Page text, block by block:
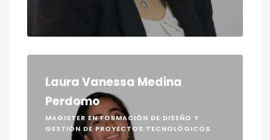
Laura Vanessa Medina
Perdomo
MAGISTER EN FORMACIÓN DE DISEÑO Y
GESTIÓN DE PROYECTOS TECNOLÓGICOS